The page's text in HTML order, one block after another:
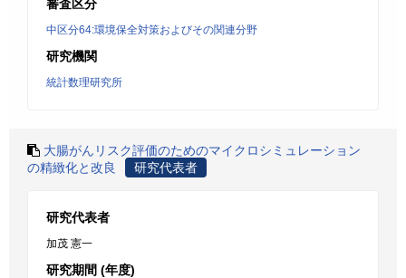
審査区分
中区分64:環境保全対策およびその関連分野
研究機関
統計数理研究所
大腸がんリスク評価のためのマイクロシミュレーション
の精緻化と改良
研究代表者
研究代表者
加茂 憲一
研究期間 (年度)